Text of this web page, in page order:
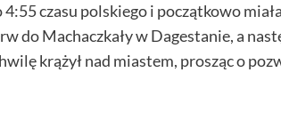
czasu polskiego i początkowo
do Machaczkały w Dagestanie, a
krążył nad miastem, prosząc o